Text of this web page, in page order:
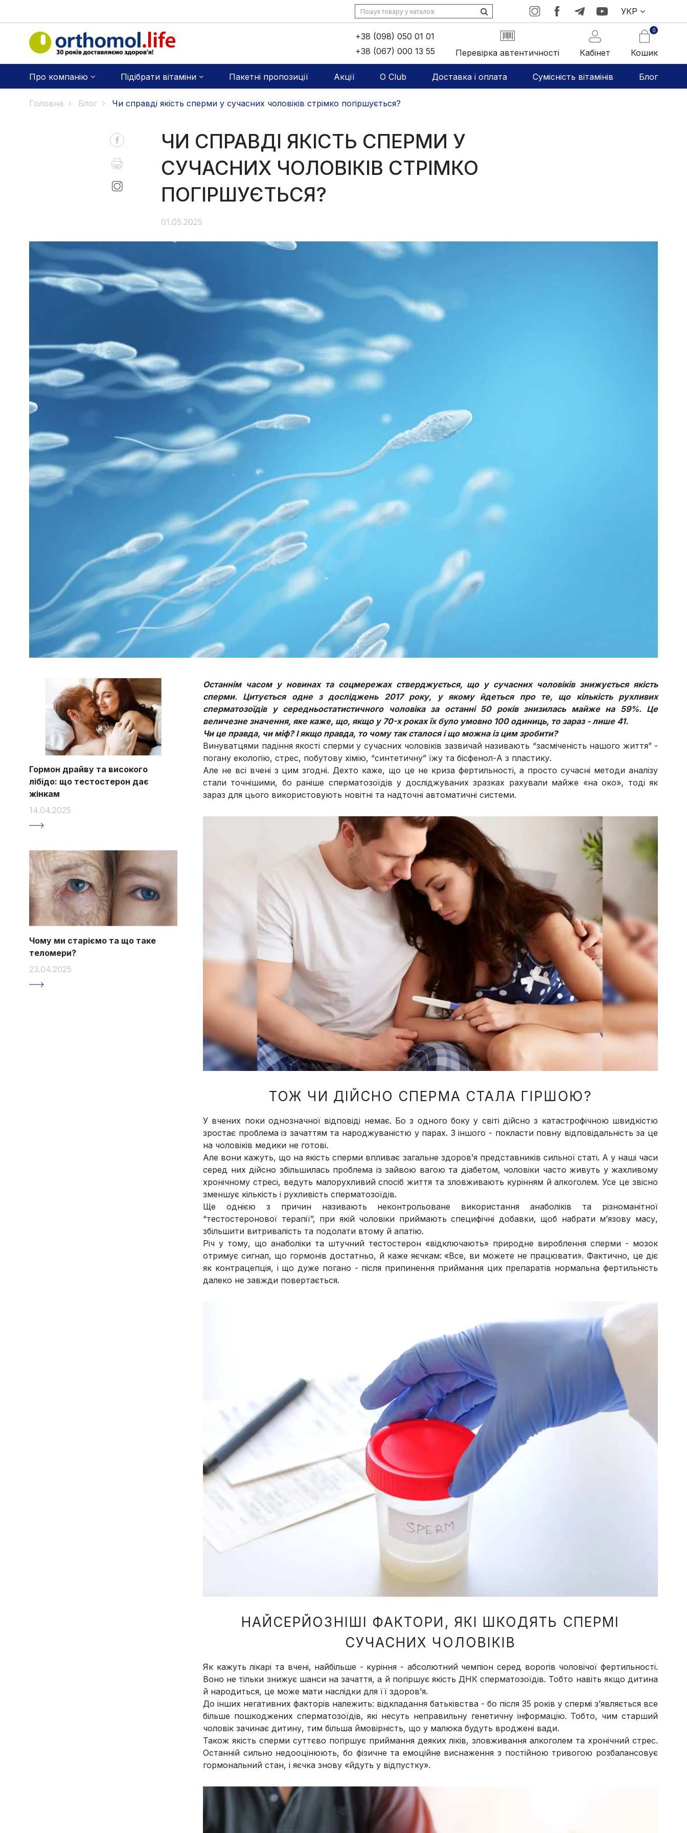
УКР
+38 (098) 050 01 01
+38 (067) 000 13 55
Перевірка автентичності Кабінет
0
Кошик
Про компанію Підібрати вітаміни Пакетні пропозиції Акції O Club Доставка і оплата Сумісність вітамінів Блог
Головна Блог Чи справді якість сперми у сучасних чоловіків стрімко погіршується?
ЧИ СПРАВДІ ЯКІСТЬ СПЕРМИ У
СУЧАСНИХ ЧОЛОВІКІВ СТРІМКО
ПОГІРШУЄТЬСЯ?
01.05.2025
Гормон драйву та високого
лібідо: що тестостерон дає
жінкам
14.04.2025
Чому ми старіємо та що таке
теломери?
23.04.2025
Останнім часом у новинах та соцмережах стверджується, що у сучасних чоловіків знижується якість
сперми. Цитується одне з досліджень 2017 року, у якому йдеться про те, що кількість рухливих
сперматозоїдів у середньостатистичного чоловіка за останні 50 років знизилась майже на 59%. Це
величезне значення, яке каже, що, якщо у 70-х роках їх було умовно 100 одиниць, то зараз - лише 41.
Чи це правда, чи міф? І якщо правда, то чому так сталося і що можна із цим зробити?
Винуватцями падіння якості сперми у сучасних чоловіків зазвичай називають “засміченість нашого життя” -
погану екологію, стрес, побутову хімію, “синтетичну” їжу та бісфенол-А з пластику.
Але не всі вчені з цим згодні. Дехто каже, що це не криза фертильності, а просто сучасні методи аналізу
стали точнішими, бо раніше сперматозоїдів у досліджуваних зразках рахували майже «на око», тоді як
зараз для цього використовують новітні та надточні автоматичні системи.
ТОЖ ЧИ ДІЙСНО СПЕРМА СТАЛА ГІРШОЮ?
У вчених поки однозначної відповіді немає. Бо з одного боку у світі дійсно з катастрофічною швидкістю
зростає проблема із зачаттям та народжуваністю у парах. З іншого - покласти повну відповідальність за це
на чоловіків медики не готові.
Але вони кажуть, що на якість сперми впливає загальне здоров’я представників сильної статі. А у наші часи
серед них дійсно збільшилась проблема із зайвою вагою та діабетом, чоловіки часто живуть у жахливому
хронічному стресі, ведуть малорухливий спосіб життя та зловживають курінням й алкоголем. Усе це звісно
зменшує кількість і рухливість сперматозоїдів.
Ще однією з причин називають неконтрольоване використання анаболіків та різноманітної
“тестостеронової терапії”, при якій чоловіки приймають специфічні добавки, щоб набрати м’язову масу,
збільшити витривалість та подолати втому й апатію.
Річ у тому, що анаболіки та штучний тестостерон «відключають» природне вироблення сперми - мозок
отримує сигнал, що гормонів достатньо, й каже яєчкам: «Все, ви можете не працювати». Фактично, це діє
як контрацепція, і що дуже погано - після припинення приймання цих препаратів нормальна фертильність
далеко не завжди повертається.
НАЙСЕРЙОЗНІШІ ФАКТОРИ, ЯКІ ШКОДЯТЬ СПЕРМІ
СУЧАСНИХ ЧОЛОВІКІВ
Як кажуть лікарі та вчені, найбільше - куріння - абсолютний чемпіон серед ворогів чоловічої фертильності.
Воно не тільки знижує шанси на зачаття, а й погіршує якість ДНК сперматозоїдів. Тобто навіть якщо дитина
й народиться, це може мати наслідки для її здоров’я.
До інших негативних факторів належить: відкладання батьківства - бо після 35 років у спермі з’являється все
більше пошкоджених сперматозоїдів, які несуть неправильну генетичну інформацію. Тобто, чим старший
чоловік зачинає дитину, тим більша ймовірність, що у малюка будуть вроджені вади.
Також якість сперми суттєво погіршує приймання деяких ліків, зловживання алкоголем та хронічний стрес.
Останній сильно недооцінюють, бо фізичне та емоційне виснаження з постійною тривогою розбалансовує
гормональний стан, і яєчка знову «йдуть у відпустку».